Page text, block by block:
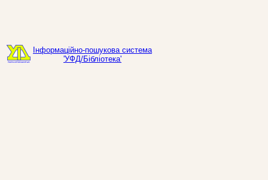
Інформаційно-пошукова система
'УФД/Бібліотека'